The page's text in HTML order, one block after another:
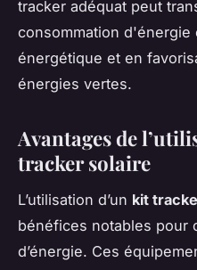
tracker adéquat peut
consommation d'énergie
énergétique et en
énergies vertes.
Avantages de
tracker solaire
L’utilisation d’un kit
bénéfices notables pour
d’énergie. Ces